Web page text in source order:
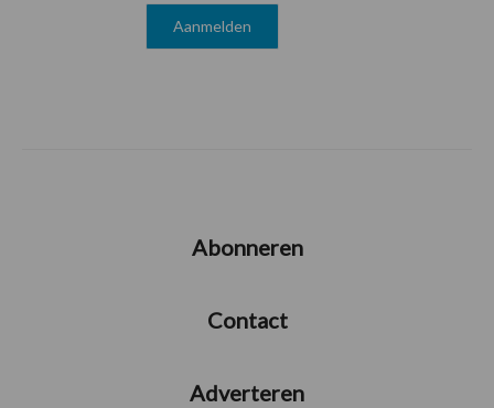
Abonneren
Contact
Adverteren